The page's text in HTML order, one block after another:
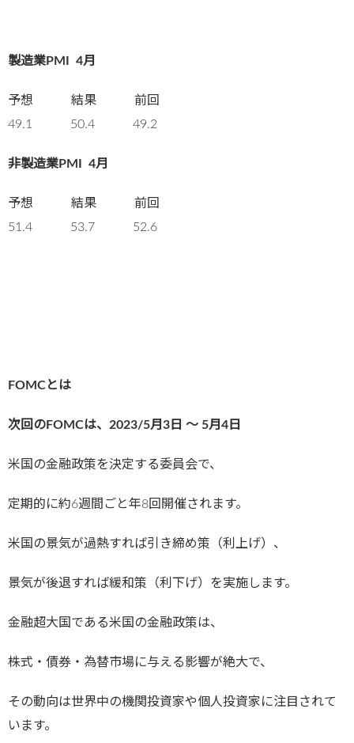
製造業PMI 4月
予想 結果 前回
49.1 50.4 49.2
非製造業PMI 4月
予想 結果 前回
51.4 53.7 52.6
FOMCとは
次回のFOMCは、2023/5月3日 〜 5月4日
米国の金融政策を決定する委員会で、
定期的に約6週間ごと年8回開催されます。
米国の景気が過熱すれば引き締め策（利上げ）、
景気が後退すれば緩和策（利下げ）を実施します。
金融超大国である米国の金融政策は、
株式・債券・為替市場に与える影響が絶大で、
その動向は世界中の機関投資家や個人投資家に注目されて
います。